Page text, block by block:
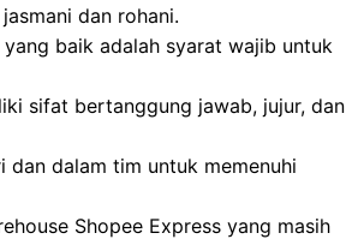
dan rohani.
baik adalah syarat wajib untuk
sifat bertanggung jawab, jujur, dan
dan dalam tim untuk memenuhi
Shopee Express yang masih